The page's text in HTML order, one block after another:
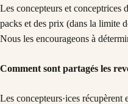
Les concepteurs et conceptrices
packs et des prix (dans la limite
Nous les encourageons à
Comment sont partagés les
Les concepteurs·ices